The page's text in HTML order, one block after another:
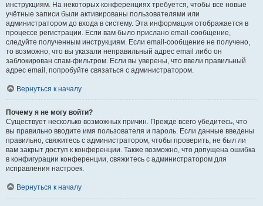
инструкциям. На некоторых конференциях требуется, чтобы все новые
учётные записи были активированы пользователями или
администратором до входа в систему. Эта информация отображается в
процессе регистрации. Если вам было прислано email-сообщение,
следуйте полученным инструкциям. Если email-сообщение не получено,
то возможно, что вы указали неправильный адрес email либо он
заблокирован спам-фильтром. Если вы уверены, что ввели правильный
адрес email, попробуйте связаться с администратором.
Вернуться к началу
Почему я не могу войти?
Существует несколько возможных причин. Прежде всего убедитесь, что
вы правильно вводите имя пользователя и пароль. Если данные введены
правильно, свяжитесь с администратором, чтобы проверить, не был ли
вам закрыт доступ к конференции. Также возможно, что допущена ошибка
в конфигурации конференции, свяжитесь с администратором для
исправления настроек.
Вернуться к началу